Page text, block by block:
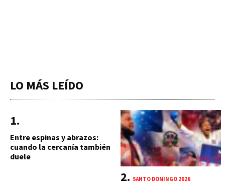
LO MÁS LEÍDO
Entre espinas y abrazos:
cuando la cercanía también
duele
SANTO DOMINGO 2026